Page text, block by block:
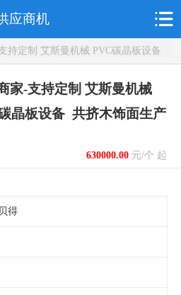
应商机
持定制 艾斯曼机械 PVC碳晶板设备
家-支持定制 艾斯曼机械
晶板设备 共挤木饰面生产
630000.00元/个 起
得